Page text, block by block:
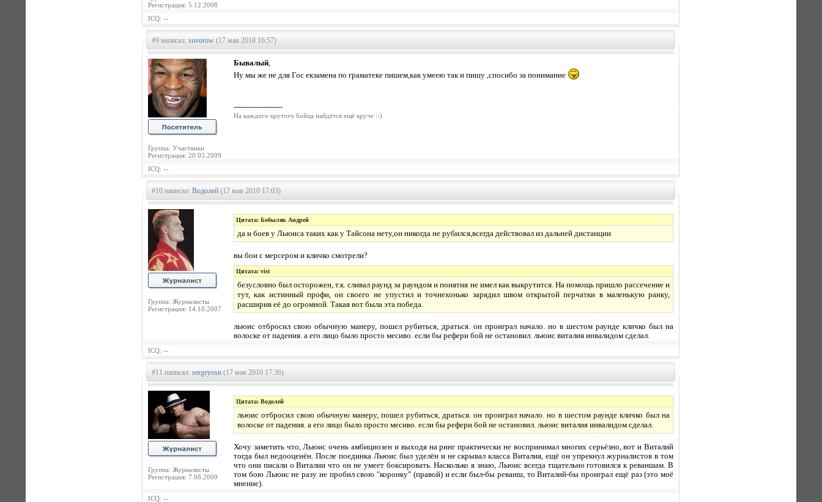
Регистрация: 5.12.2008
ICQ: --
#9 написал: suvorow (17 мая 2010 16:57)
Группа: Участники
Регистрация: 20.03.2009
Бывалый,
Ну мы же не для Гос екзамена по граматеке пишем,как умеею так и пишу ,спосибо за понимание
--------------------
На каждого крутого бойца найдётся ещё круче :-)
ICQ: --
#10 написал: Водолей (17 мая 2010 17:03)
Группа: Журналисты
Регистрация: 14.10.2007
Цитата: Бобыляк Андрей
да и боев у Льюиса таких как у Тайсона нету,он никогда не рубился,всегда действовал из дальней дистанции
вы бои с мерсером и кличко смотрели?
Цитата: vist
безусловно был осторожен, т.к. сливал раунд за раундом и понятия не имел как выкрутится. На помощь пришло рассечение и
тут, как истинный профи, он своего не упустил и точнехонько зарядил швом открытой перчатки в маленькую ранку,
расширив её до огромной. Такая вот была эта победа.
льюис отбросил свою обычную манеру, пошел рубиться, драться. он проиграл начало. но в шестом раунде кличко был на
волоске от падения. а его лицо было просто месиво. если бы рефери бой не остановил. льюис виталия инвалидом сделал.
ICQ: --
#11 написал: sergeyosn (17 мая 2010 17:36)
Группа: Журналисты
Регистрация: 7.08.2009
Цитата: Водолей
льюис отбросил свою обычную манеру, пошел рубиться, драться. он проиграл начало. но в шестом раунде кличко был на
волоске от падения. а его лицо было просто месиво. если бы рефери бой не остановил. льюис виталия инвалидом сделал.
Хочу заметить что, Льюис очень амбициозен и выходя на ринг практически не воспринимал многих серьёзно, вот и Виталий
тогда был недооценён. После поединка Льюис был уделён и не скрывал класса Виталия, ещё он упрекнул журналистов в том
что они писали о Виталии что он не умеет боксировать. Насколько я знаю, Льюис всегда тщательно готовился к реваншам. В
том бою Льюис не разу не пробил свою "коронку" (правой) и если был-бы реванш, то Виталий-бы проиграл ещё раз (это моё
мнение).
ICQ: --